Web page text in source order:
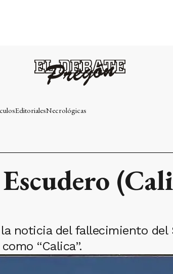
EditorialesNecrológicas
noticia del fallecimiento del
“Calica”.